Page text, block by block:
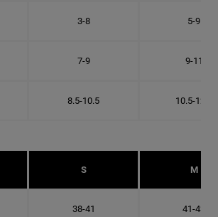
3-8 5-9
7-9 9-11
8.5-10.5 10.5-12.5
S M
38-41 41-43